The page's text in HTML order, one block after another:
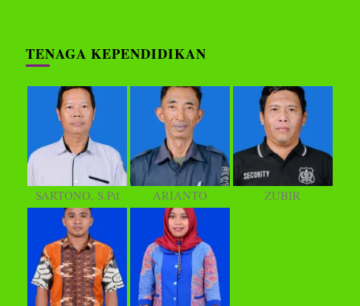
TENAGA KEPENDIDIKAN
SARTONO, S.Pd ARIANTO ZUBIR